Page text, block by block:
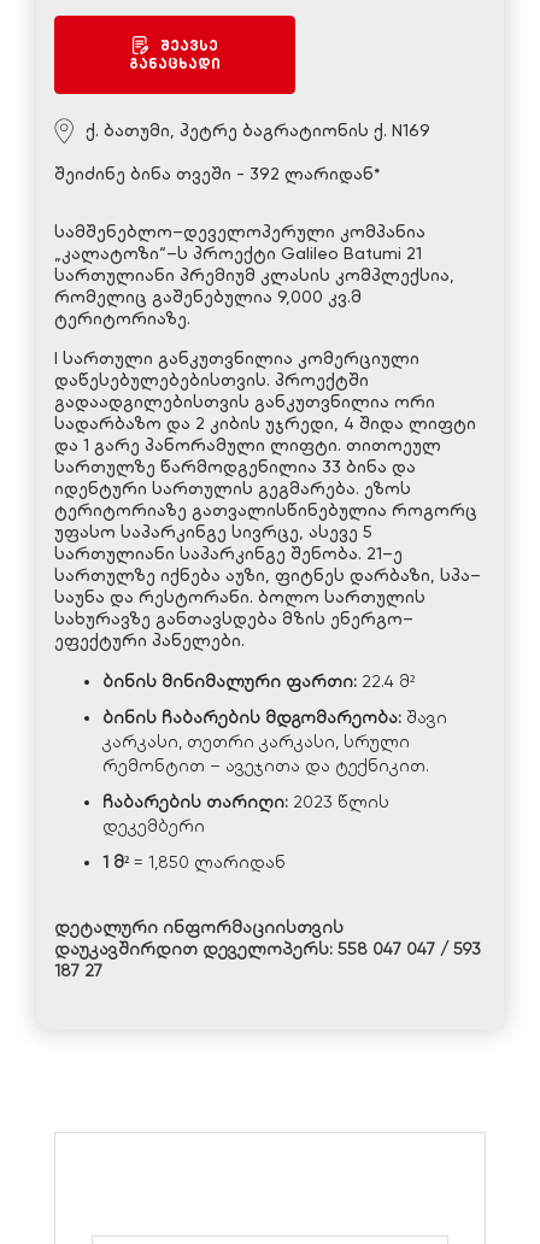
შეავსე
განაცხადი
ქ. ბათუმი, პეტრე ბაგრატიონის ქ. N169
შეიძინე ბინა თვეში - 392 ლარიდან*
სამშენებლო–დეველოპერული კომპანია
„კალატოზი“–ს პროექტი Galileo Batumi 21
სართულიანი პრემიუმ კლასის კომპლექსია,
რომელიც გაშენებულია 9,000 კვ.მ
ტერიტორიაზე.
I სართული განკუთვნილია კომერციული
დაწესებულებებისთვის. პროექტში
გადაადგილებისთვის განკუთვნილია ორი
სადარბაზო და 2 კიბის უჯრედი, 4 შიდა ლიფტი
და 1 გარე პანორამული ლიფტი. თითოეულ
სართულზე წარმოდგენილია 33 ბინა და
იდენტური სართულის გეგმარება. ეზოს
ტერიტორიაზე გათვალისწინებულია როგორც
უფასო საპარკინგე სივრცე, ასევე 5
სართულიანი საპარკინგე შენობა. 21–ე
სართულზე იქნება აუზი, ფიტნეს დარბაზი, სპა–
საუნა და რესტორანი. ბოლო სართულის
სახურავზე განთავსდება მზის ენერგო–
ეფექტური პანელები.
ბინის მინიმალური ფართი: 22.4 მ²
ბინის ჩაბარების მდგომარეობა: შავი
კარკასი, თეთრი კარკასი, სრული
რემონტით – ავეჯითა და ტექნიკით.
ჩაბარების თარიღი: 2023 წლის
დეკემბერი
1 მ² = 1,850 ლარიდან
დეტალური ინფორმაციისთვის
დაუკავშირდით დეველოპერს: 558 047 047 / 593
187 27